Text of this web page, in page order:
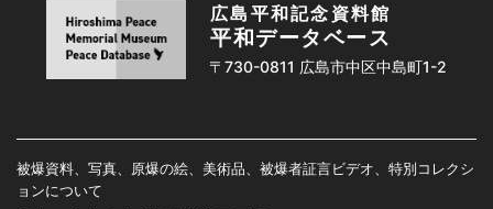
広島平和記念資料館
平和データベース
〒730-0811 広島市中区中島町1-2
被爆資料、写真、原爆の絵、美術品、被爆者証言ビデオ、特別コレクシ
ョンについて